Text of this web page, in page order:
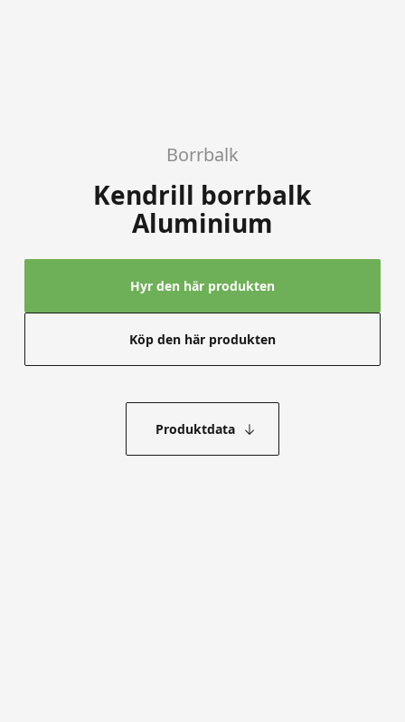
Borrbalk
Kendrill borrbalk
Aluminium
Hyr den här produkten
Köp den här produkten
Produktdata